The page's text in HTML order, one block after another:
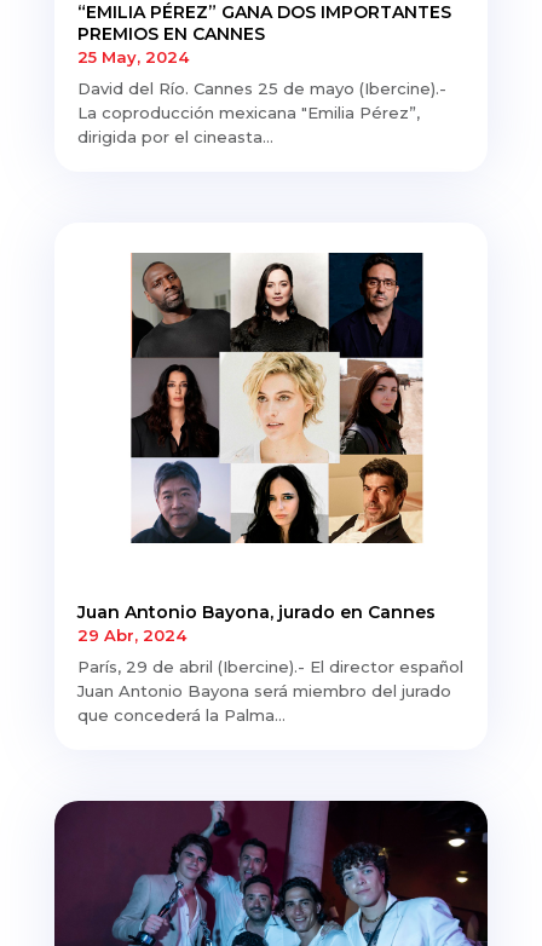
“EMILIA PÉREZ” GANA DOS IMPORTANTES
PREMIOS EN CANNES
25 May, 2024
David del Río. Cannes 25 de mayo (Ibercine).-
La coproducción mexicana "Emilia Pérez”,
dirigida por el cineasta...
Juan Antonio Bayona, jurado en Cannes
29 Abr, 2024
París, 29 de abril (Ibercine).- El director español
Juan Antonio Bayona será miembro del jurado
que concederá la Palma...